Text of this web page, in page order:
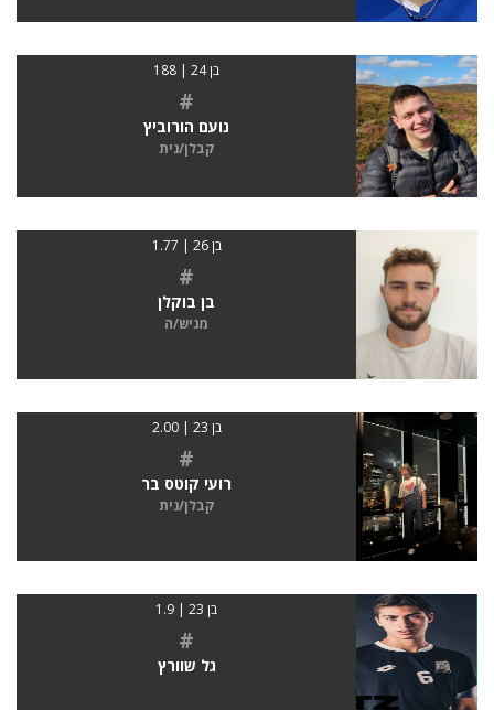
בן 24 | 188
#
נועם הורוביץ
קבלן/נית
בן 26 | 1.77
#
בן בוקלן
מגיש/ה
בן 23 | 2.00
#
רועי קוטס בר
קבלן/נית
בן 23 | 1.9
#
גל שוורץ